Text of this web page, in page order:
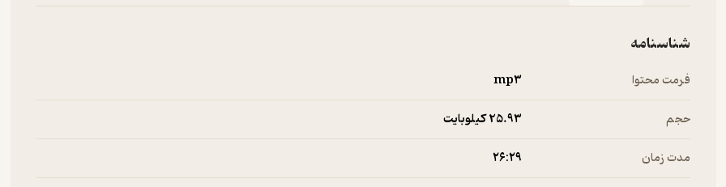
شناسنامه
فرمت محتوا mp۳
حجم 25.۹۳ کیلوبایت
مدت زمان ۲۶:۲۹